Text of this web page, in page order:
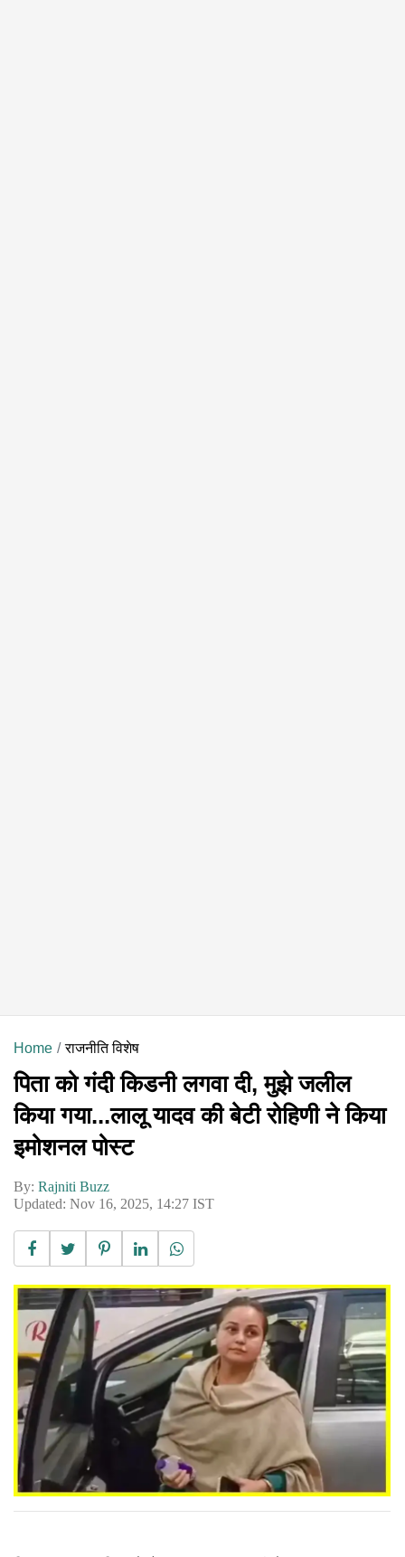
Home राजनीति विशेष
पिता को गंदी किडनी लगवा दी, मुझे जलील
किया गया...लालू यादव की बेटी रोहिणी ने किया
इमोशनल पोस्ट
By: Rajniti Buzz
Updated: Nov 16, 2025, 14:27 IST